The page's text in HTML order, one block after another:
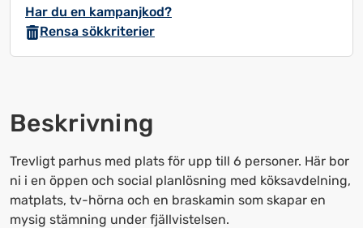
kalendern
och
välja
Tryck
på
frågetecknet
för
att
få
välja
frågetecknet
för
att
få
Har du en kampanjkod?
Rensa sökkriterier
Beskrivning
Trevligt parhus med plats för upp till 6 personer. Här bor
ni i en öppen och social planlösning med köksavdelning,
matplats, tv-hörna och en braskamin som skapar en
mysig stämning under fjällvistelsen.